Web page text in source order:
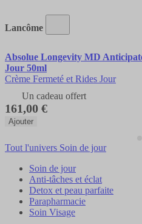
Lancôme
Absolue Longevity MD
Jour 50ml
Crème Fermeté et Rides Jour
Un cadeau offert
161,00 €
Ajouter
Tout l'univers Soin de jour
Soin de jour
Anti-tâches et éclat
Detox et peau parfaite
Parapharmacie
Soin Visage